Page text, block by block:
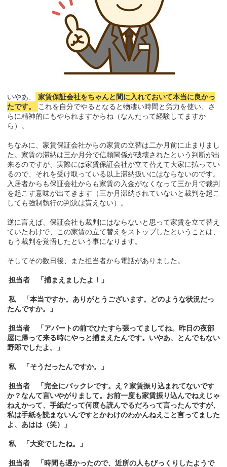
いやあ、
家賃保証会社をちゃんと間に入れておいて本当に良かっ
たです。
これを自分でやるとなると物凄い時間と労力を使い、さ
らに精神的にもやられますからね（なんたって経験してますか
ら）。
ちなみに、家賃保証会社からの家賃の立替は二か月前に止まりまし
た。家賃の滞納は三か月分で信頼関係が破壊されたという判断が出
来るのですが、実際には家賃保証会社が立て替えて大家に払ってい
るので、それを受け取っている以上滞納扱いにはならないのです。
入居者からも保証会社からも家賃の入金がなくなって三か月で裁判
を起こす意味が出てきます（三か月滞納されていないと裁判を起こ
しても強制執行の判決は貰えない）。
逆に言えば、保証会社も裁判にはならないと思って家賃を立て替え
ていたわけで、この家賃の立て替えをストップしたということは、
もう裁判を覚悟したという事になります。
そしてその数日後、また担当者から電話がありました。
担当者 「捕まえましたよ！」
私 「本当ですか。ありがとうございます。どのような状況だっ
たんですか。」
担当者 「アパートの前でひたすら張ってましてね。昨日の夜部
屋に帰って来る時にやっと捕まえたんです。いやあ、とんでもない
野郎でしたよ。」
私 「そうだったんですか。」
担当者 「完全にバックレです。え？家賃振り込まれてないです
か？なんて言いやがりまして。お前一度も家賃振り込んでねえじゃ
ねえかって、手紙だって何度も読んでるだろって言ったんですが、
私は手紙を読まないんですとかわけのわかんねえこと言ってました
よ、あはは（笑）」
私 「大変でしたね。」
担当者 「時間も遅かったので、近所の人もびっくりしたようで